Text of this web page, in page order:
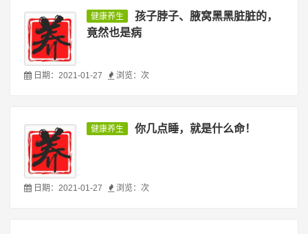
健康养生
孩子脖子、腋窝黑黑脏脏的，
竟然也是病
日期：2021-01-27 浏览： 次
健康养生 你几点睡，就是什么命！
日期：2021-01-27 浏览： 次